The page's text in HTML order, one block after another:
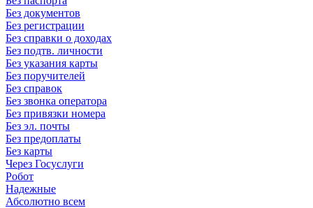
Без документов
Без регистрации
Без справки о доходах
Без подтв. личности
Без указания карты
Без поручителей
Без справок
Без звонка оператора
Без привязки номера
Без эл. почты
Без предоплаты
Без карты
Через Госуслуги
Робот
Надежные
Абсолютно всем